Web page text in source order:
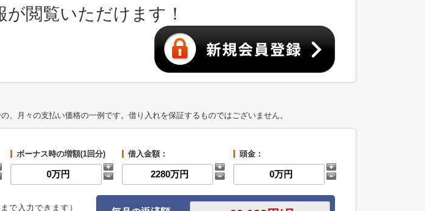
閲覧いただけます！
、月々の支払い価格の一例です。借り入れを保証するものではございません。
ボーナス時の増額(1回分) 借入金額： 頭金：
で入力できます）